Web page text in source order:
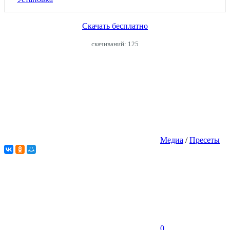
Скачать бесплатно
cкачиваний: 125
Медиа /Пресеты